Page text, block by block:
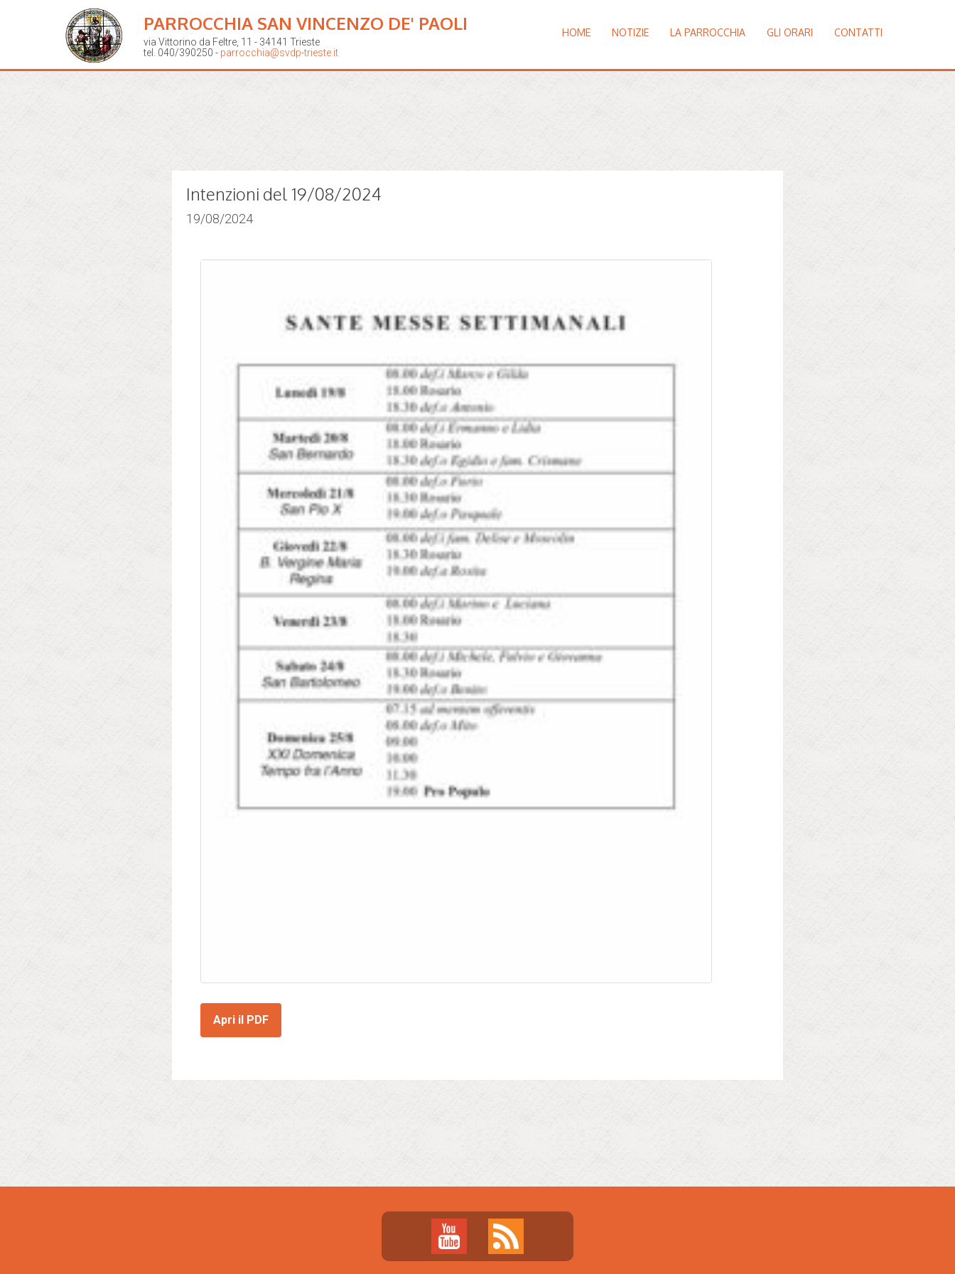
PARROCCHIA SAN VINCENZO DE' PAOLI
via Vittorino da Feltre, 11 - 34141 Trieste
tel. 040/390250 - parrocchia@svdp-trieste.it
HOME NOTIZIE LA PARROCCHIA GLI ORARI CONTATTI
Intenzioni del 19/08/2024
19/08/2024
Apri il PDF